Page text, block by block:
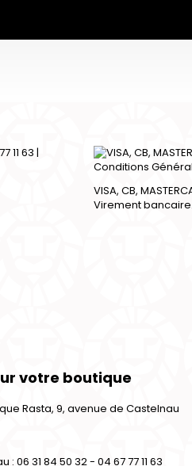
VISA, CB,
Virement
votre boutique
Rasta, 9, avenue de Castelnau
:06 31 84 50 32 - 04 67 77 11 63